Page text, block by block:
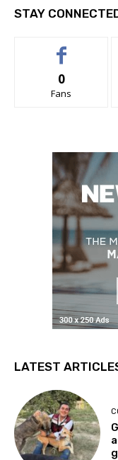
STAY
0
Fans
LATEST